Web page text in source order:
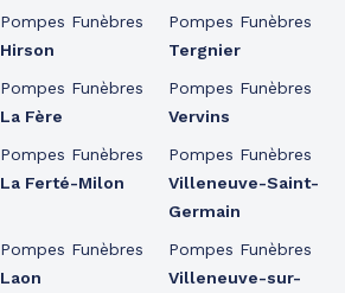
Pompes Funèbres
Hirson
Pompes Funèbres
La Fère
Pompes Funèbres
La Ferté-Milon
Pompes Funèbres
Laon
Pompes Funèbres
Tergnier
Pompes Funèbres
Vervins
Pompes Funèbres
Villeneuve-Saint-
Germain
Pompes Funèbres
Villeneuve-sur-